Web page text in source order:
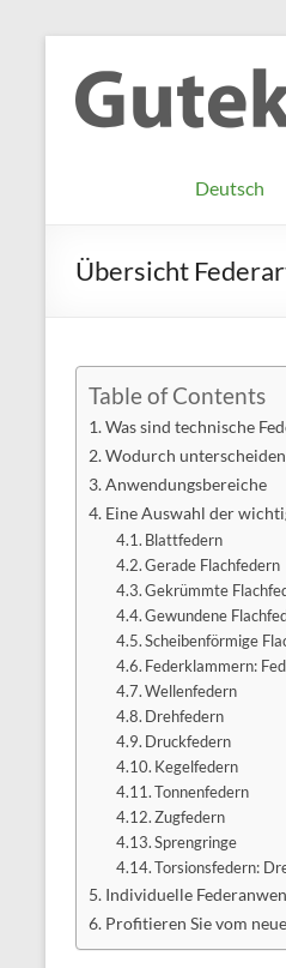
Inhalt
springen
Gutekunst
GmbH
Informationen
und
Wissenswertes
Deutsch
Übersicht
Table of Contents
Was sind technische
Wodurch
Anwendungsbereiche
Eine Auswahl der
Blattfedern
Gerade Flachfedern
Gekrümmte
Gewundene
Scheibenförmige
Federklammern:
Wellenfedern
Drehfedern
Druckfedern
Kegelfedern
Tonnenfedern
Zugfedern
Sprengringe
Torsionsfedern:
Individuelle
Profitieren Sie vom